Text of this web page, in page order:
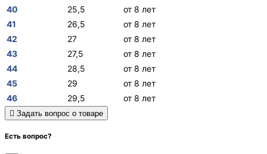
40
25,5
от 8 лет
41
26,5
от 8 лет
42
27
от 8 лет
43
27,5
от 8 лет
44
28,5
от 8 лет
45
29
от 8 лет
46
29,5 от 8 лет
Задать вопрос о товаре
Есть вопрос?